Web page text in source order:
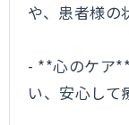
や、患者様の
- **心のケア
い、安心して